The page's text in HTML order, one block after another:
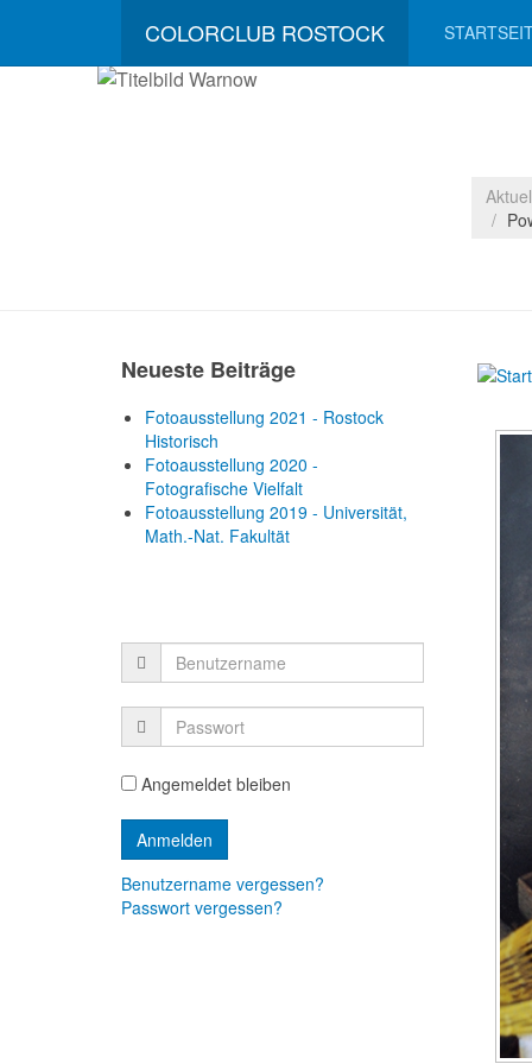
COLORCLUB ROSTOCK
Neueste Beiträge
Fotoausstellung 2021 - Rostock
Historisch
Fotoausstellung 2020 -
Fotografische Vielfalt
Fotoausstellung 2019 - Universität,
Math.-Nat. Fakultät
Angemeldet bleiben
Benutzername vergessen?
Passwort vergessen?